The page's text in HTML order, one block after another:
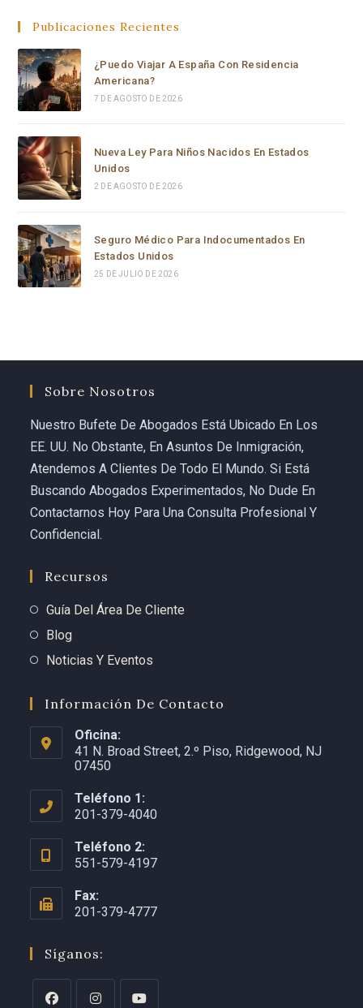
From the moment Carolina took the case, she moved
with a level of speed, professionalism, and dedication
that I have never seen before. Within hours she had
reviewed everything, filed a complete emergency
signed emergency court order from a Chief Federal
Judge — all in the same day, or to be honest, in a few
hours.
Carolina is not just a brilliant and highly experienced
immigration attorney — she is someone who truly
cares. She fought with everything she had, went all the
way to the top, and delivered results that most people
emergency, do not waste a single minute. Call
Carolina Curbelo. She is the best there is.
God bless her and everyone at Curbelo Law. ⭐⭐⭐⭐⭐
Publicaciones Recientes
¿Puedo Viajar A España Con Residencia
Americana?
7 DE AGOSTO DE 2026
Nueva Ley Para Niños Nacidos En Estados
Unidos
2 DE AGOSTO DE 2026
Seguro Médico Para Indocumentados En
Estados Unidos
25 DE JULIO DE 2026
Sobre Nosotros
Nuestro Bufete De Abogados Está Ubicado En Los
EE. UU. No Obstante, En Asuntos De Inmigración,
Atendemos A Clientes De Todo El Mundo. Si Está
Buscando Abogados Experimentados, No Dude En
Contactarnos Hoy Para Una Consulta Profesional Y
Confidencial.
Recursos
Guía Del Área De Cliente
Blog
Noticias Y Eventos
Información De Contacto
Oficina:
41 N. Broad Street, 2.º Piso, Ridgewood, NJ
07450
Teléfono 1:
201-379-4040
Teléfono 2:
551-579-4197
Fax:
201-379-4777
Síganos: